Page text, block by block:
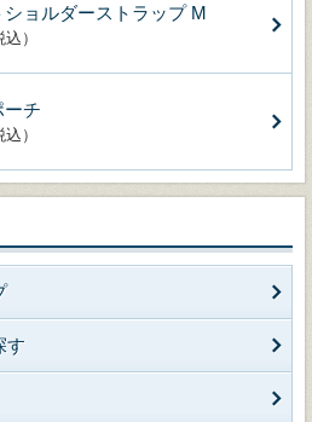
ショルダーストラップ M
）
ーチ
）
す